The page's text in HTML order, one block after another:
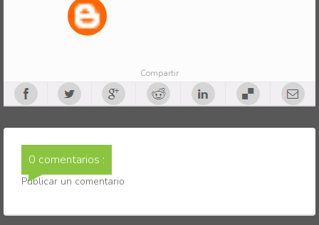
Compartir
0 comentarios :
Publicar un comentario